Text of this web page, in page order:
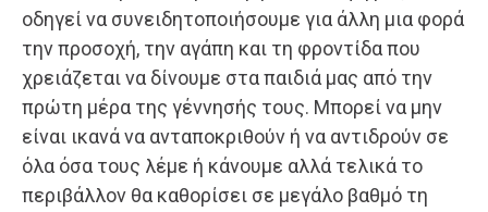
οδηγεί να συνειδητοποιήσουμε για άλλη μια φορά
την προσοχή, την αγάπη και τη φροντίδα που
χρειάζεται να δίνουμε στα παιδιά μας από την
πρώτη μέρα της γέννησής τους. Μπορεί να μην
είναι ικανά να ανταποκριθούν ή να αντιδρούν σε
όλα όσα τους λέμε ή κάνουμε αλλά τελικά το
περιβάλλον θα καθορίσει σε μεγάλο βαθμό τη